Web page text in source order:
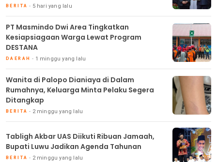
BERITA 5 hari yang lalu
PT Masmindo Dwi Area Tingkatkan
Kesiapsiagaan Warga Lewat Program
DESTANA
DAERAH 1 minggu yang lalu
Wanita di Palopo Dianiaya di Dalam
Rumahnya, Keluarga Minta Pelaku Segera
Ditangkap
BERITA 2 minggu yang lalu
Tabligh Akbar UAS Diikuti Ribuan Jamaah,
Bupati Luwu Jadikan Agenda Tahunan
BERITA 2 minggu yang lalu